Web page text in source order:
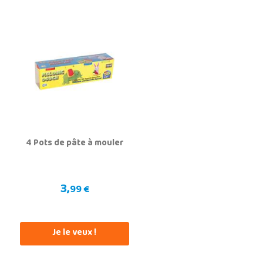
4 Pots de pâte à mouler
3,99 €
Je le veux !